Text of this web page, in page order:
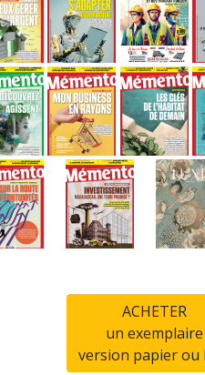
ACHETER
un exemplaire
version papier ou